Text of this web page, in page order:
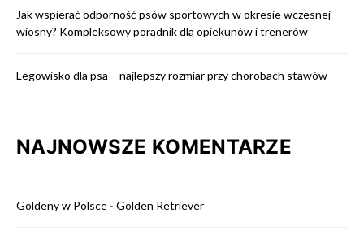
Jak wspierać odporność psów sportowych w okresie wczesnej
wiosny? Kompleksowy poradnik dla opiekunów i trenerów
Legowisko dla psa – najlepszy rozmiar przy chorobach stawów
NAJNOWSZE KOMENTARZE
Goldeny w Polsce - Golden Retriever